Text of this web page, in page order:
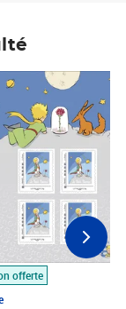
offerte